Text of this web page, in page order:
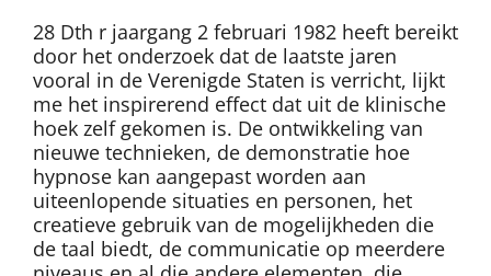
28 Dth r jaargang 2 februari 1982 heeft bereikt
door het onderzoek dat de laatste jaren
vooral in de Verenigde Staten is verricht, lijkt
me het inspirerend effect dat uit de klinische
hoek zelf gekomen is. De ontwikkeling van
nieuwe technieken, de demonstratie hoe
hypnose kan aangepast worden aan
uiteenlopende situaties en personen, het
creatieve gebruik van de mogelijkheden die
de taal biedt, de communicatie op meerdere